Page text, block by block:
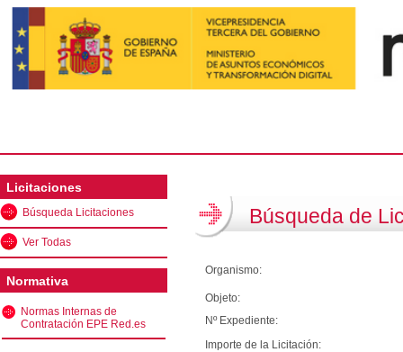
Licitaciones
Búsqueda Licitaciones
Ver Todas
Normativa
Normas Internas de
Contratación EPE Red.es
Búsqueda de
Organismo:
Objeto:
Nº Expediente:
Importe de la Licitación: